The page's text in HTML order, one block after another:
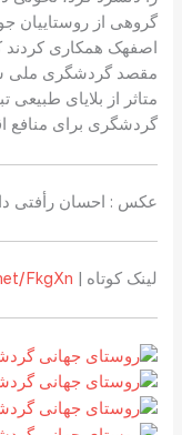
گروهی از روستاییان
اصفهک همکاری
مقصد گردشگری ملی
متاثر از بلایای
گردشگری برای منافع
عکس‌ : احسان رأفتی
لینک کوتاه | FkgXn